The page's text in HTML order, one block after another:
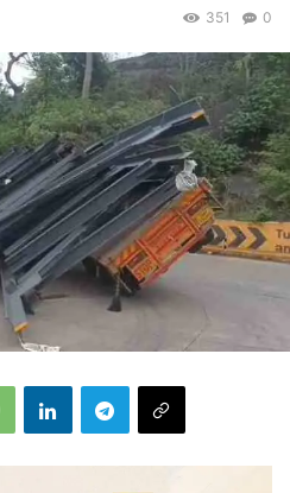
0
351